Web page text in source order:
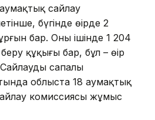
сайлау
бүгінде өңірде 2
бар. Оның ішінде 1 204
құқығы бар, бұл – өңір
сапалы
облыста 18 аумақтық
комиссиясы жұмыс